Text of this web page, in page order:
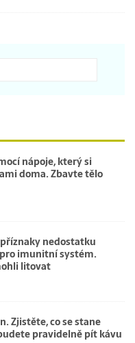
nápoje, který si
doma. Zbavte tělo
nedostatku
imunitní systém.
litovat
Zjistěte, co se stane
pravidelně pít kávu